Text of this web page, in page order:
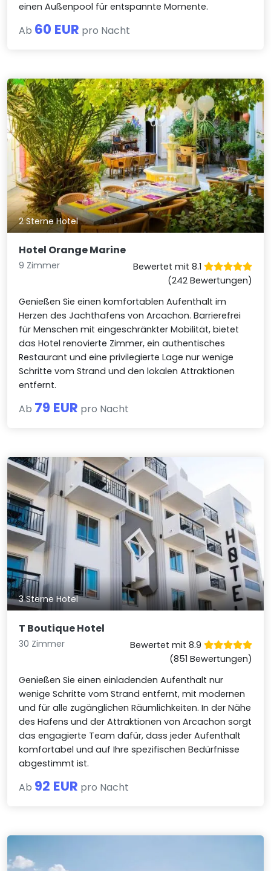
einen Außenpool für entspannte Momente.
Ab 60 EUR pro Nacht
2 Sterne Hotel
Hotel Orange Marine
9 Zimmer
Bewertet mit 8.1
(242 Bewertungen)
Genießen Sie einen komfortablen Aufenthalt im
Herzen des Jachthafens von Arcachon. Barrierefrei
für Menschen mit eingeschränkter Mobilität, bietet
das Hotel renovierte Zimmer, ein authentisches
Restaurant und eine privilegierte Lage nur wenige
Schritte vom Strand und den lokalen Attraktionen
entfernt.
Ab 79 EUR pro Nacht
3 Sterne Hotel
T Boutique Hotel
30 Zimmer
Bewertet mit 8.9
(851 Bewertungen)
Genießen Sie einen einladenden Aufenthalt nur
wenige Schritte vom Strand entfernt, mit modernen
und für alle zugänglichen Räumlichkeiten. In der Nähe
des Hafens und der Attraktionen von Arcachon sorgt
das engagierte Team dafür, dass jeder Aufenthalt
komfortabel und auf Ihre spezifischen Bedürfnisse
abgestimmt ist.
Ab 92 EUR pro Nacht